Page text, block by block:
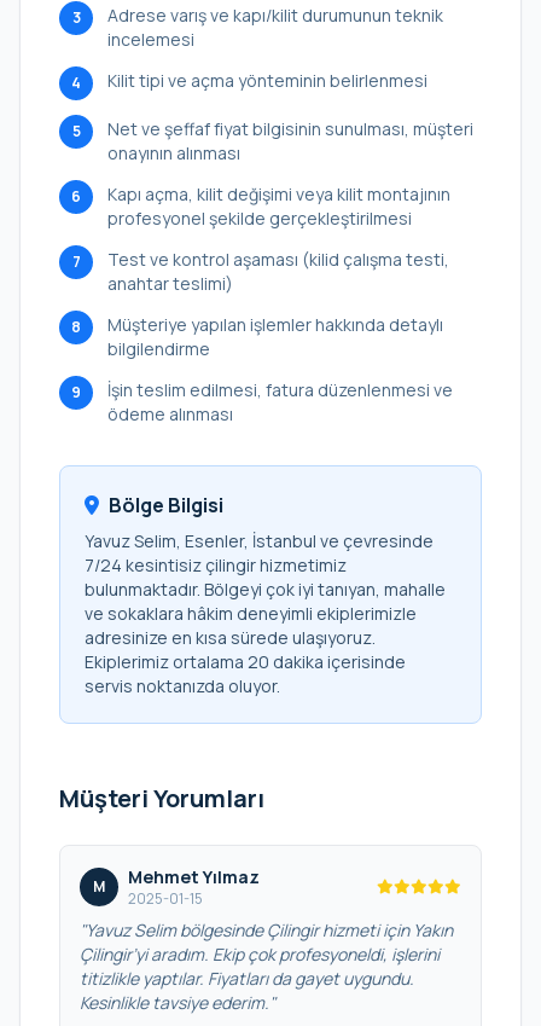
3
Adrese varış ve kapı/kilit durumunun teknik
incelemesi
4 Kilit tipi ve açma yönteminin belirlenmesi
5
Net ve şeffaf fiyat bilgisinin sunulması, müşteri
onayının alınması
6
Kapı açma, kilit değişimi veya kilit montajının
profesyonel şekilde gerçekleştirilmesi
7
Test ve kontrol aşaması (kilid çalışma testi,
anahtar teslimi)
8
Müşteriye yapılan işlemler hakkında detaylı
bilgilendirme
9
İşin teslim edilmesi, fatura düzenlenmesi ve
ödeme alınması
Bölge Bilgisi
Yavuz Selim, Esenler, İstanbul ve çevresinde
7/24 kesintisiz çilingir hizmetimiz
bulunmaktadır. Bölgeyi çok iyi tanıyan, mahalle
ve sokaklara hâkim deneyimli ekiplerimizle
adresinize en kısa sürede ulaşıyoruz.
Ekiplerimiz ortalama 20 dakika içerisinde
servis noktanızda oluyor.
Müşteri Yorumları
M Mehmet Yılmaz
2025-01-15
"Yavuz Selim bölgesinde Çilingir hizmeti için Yakın
Çilingir’yi aradım. Ekip çok profesyoneldi, işlerini
titizlikle yaptılar. Fiyatları da gayet uygundu.
Kesinlikle tavsiye ederim."